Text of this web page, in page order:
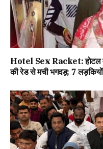
Hotel Sex Racket: होटल में
की रेड से मची भगदड़; 7 लड़कियों